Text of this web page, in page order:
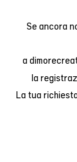
Se ancora
a
la
La tua